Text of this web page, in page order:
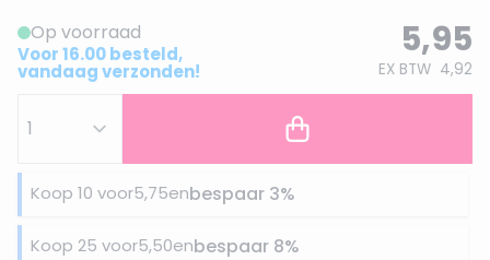
Op voorraad
Voor 16.00 besteld,
vandaag verzonden!
5,95
EX BTW 4,92
Koop 10 voor5,75enbespaar 3%
Koop 25 voor5,50enbespaar 8%